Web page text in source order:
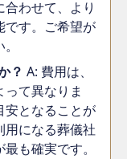
わせて、より
です。ご希望が
？ A: 費用は、
て異なりま
安となることが
用になる葬儀社
も確実です。